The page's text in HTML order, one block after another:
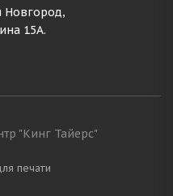
Новгород,
15А.
"Кинг Тайерс"
печати